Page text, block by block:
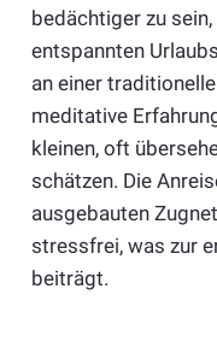
bedächtiger zu
entspannten
an einer
meditative
kleinen, oft
schätzen. Die
ausgebauten
stressfrei, was zur
beiträgt.